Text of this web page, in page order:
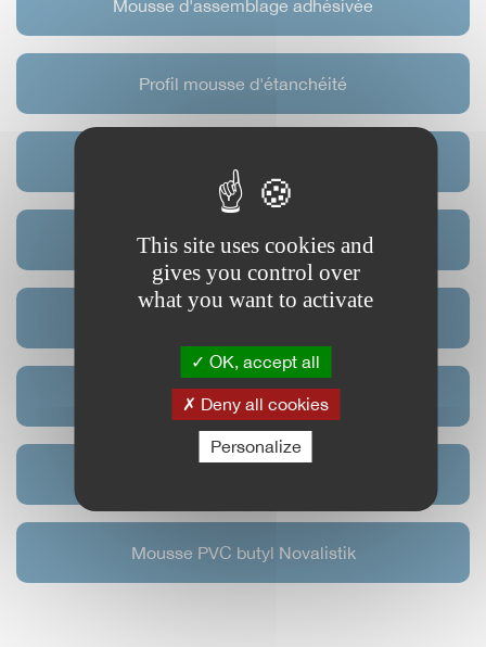
Mousse d'assemblage adhésivée
Profil mousse d'étanchéité
Profil Aluminium
Profil PVC bi-dureté
Mousse technique - Promoteur adhérence
Mousse PVC butyl Novalistik
This site uses cookies and
gives you control over
what you want to activate
OK, accept all
Deny all cookies
Personalize